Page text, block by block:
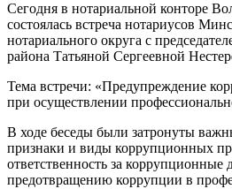
Сегодня в нотариальной конторе
состоялась встреча нотариусов
нотариального округа с
района Татьяной Сергеевной
Тема встречи: «Предупреждение
при осуществлении
В ходе беседы были затронуты
признаки и виды коррупционных
ответственность за коррупционные
предотвращению коррупции в